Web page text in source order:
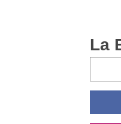
La